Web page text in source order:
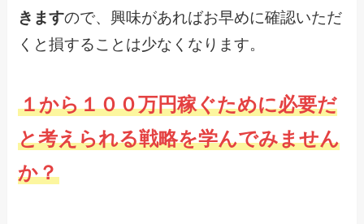
きますので、興味があればお早めに確認いただ
くと損することは少なくなります。
１から１００万円稼ぐために必要だ
と考えられる戦略を学んでみません
か？